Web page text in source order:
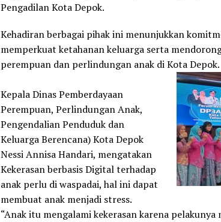
Pengadilan Kota Depok.
Kehadiran berbagai pihak ini menunjukkan
memperkuat ketahanan keluarga serta
perempuan dan perlindungan anak di Kota Depok.
Kepala Dinas Pemberdayaan
Perempuan, Perlindungan Anak,
Pengendalian Penduduk dan
Keluarga Berencana) Kota Depok
Nessi Annisa Handari, mengatakan
Kekerasan berbasis Digital terhadap
anak perlu di waspadai, hal ini dapat
membuat anak menjadi stress.
“Anak itu mengalami kekerasan karena